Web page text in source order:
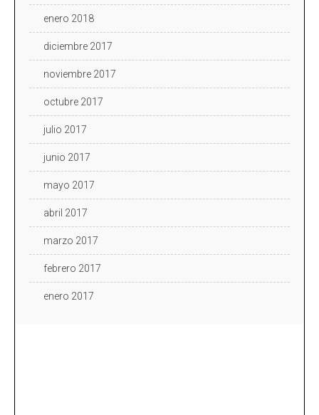
enero 2018
diciembre 2017
noviembre 2017
octubre 2017
julio 2017
junio 2017
mayo 2017
abril 2017
marzo 2017
febrero 2017
enero 2017